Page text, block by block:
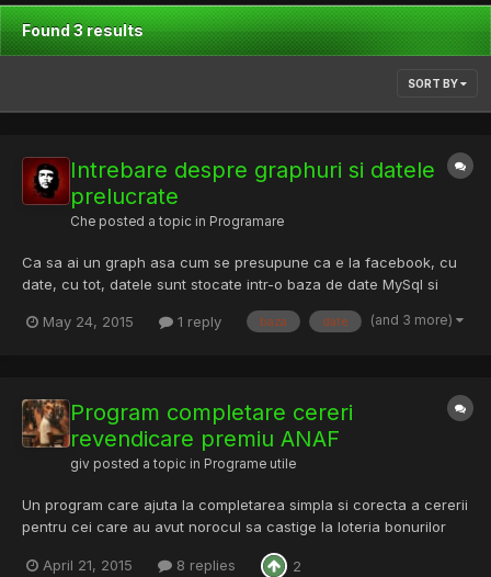
Found 3 results
SORT BY
Intrebare despre graphuri si datele
prelucrate
Che posted a topic in Programare
Ca sa ai un graph asa cum se presupune ca e la facebook, cu
date, cu tot, datele sunt stocate intr-o baza de date MySql si
fara a fi stocate intr-o baza de date ? In cazul in care graphul
May 24, 2015 1 reply baza date (and 3 more)
Program completare cereri
revendicare premiu ANAF
giv posted a topic in Programe utile
Un program care ajuta la completarea simpla si corecta a cererii
pentru cei care au avut norocul sa castige la loteria bonurilor
oficiala ANAF de revendicare a premiului precompletata cu
April 21, 2015 8 replies 2